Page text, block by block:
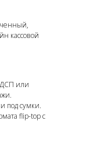
кассовой
или
под сумки.
flip-top с